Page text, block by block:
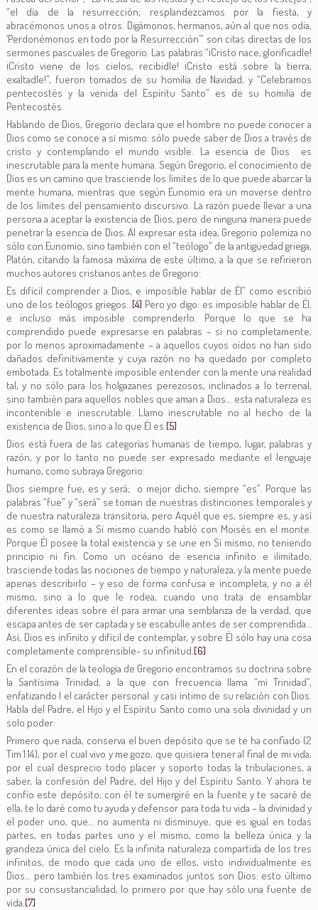
“el día de la resurrección; resplandezcamos por la fiesta, y
abracémonos unos a otros. Digámonos, hermanos, aún al que nos odia,
‘Perdonémonos en todo por la Resurrección’” son citas directas de los
sermones pascuales de Gregorio. Las palabras “¡Cristo nace, glorificadle!
¡Cristo viene de los cielos, recibidle! ¡Cristo está sobre la tierra,
exaltadle!”, fueron tomados de su homilía de Navidad, y “Celebramos
pentecostés y la venida del Espíritu Santo” es de su homilía de
Pentecostés.
Hablando de Dios, Gregorio declara que el hombre no puede conocer a
Dios como se conoce a sí mismo: sólo puede saber de Dios a través de
cristo y contemplando el mundo visible. La esencia de Dios es
inescrutable para la mente humana. Según Gregorio, el conocimiento de
Dios es un camino que trasciende los límites de lo que puede abarcar la
mente humana, mientras que según Eunomio era un moverse dentro
de los límites del pensamiento discursivo. La razón puede llevar a una
persona a aceptar la existencia de Dios, pero de ninguna manera puede
penetrar la esencia de Dios. Al expresar esta idea, Gregorio polemiza no
sólo con Eunomio, sino también con el “teólogo” de la antigüedad griega,
Platón, citando la famosa máxima de este último, a la que se refirieron
muchos autores cristianos antes de Gregorio:
Es difícil comprender a Dios, e imposible hablar de Él” como escribió
uno de los teólogos griegos…[4] Pero yo digo: es imposible hablar de Él,
e incluso más imposible comprenderlo. Porque lo que se ha
comprendido puede expresarse en palabras – si no completamente,
por lo menos aproximadamente – a aquellos cuyos oídos no han sido
dañados definitivamente y cuya razón no ha quedado por completo
embotada. Es totalmente imposible entender con la mente una realidad
tal, y no sólo para los holgazanes perezosos, inclinados a lo terrenal,
sino también para aquellos nobles que aman a Dios… esta naturaleza es
incontenible e inescrutable. Llamo inescrutable no al hecho de la
existencia de Dios, sino a lo que Él es.[5]
Dios está fuera de las categorías humanas de tiempo, lugar, palabras y
razón, y por lo tanto no puede ser expresado mediante el lenguaje
humano, como subraya Gregorio:
Dios siempre fue, es y será; o mejor dicho, siempre “es”. Porque las
palabras “fue” y “será” se toman de nuestras distinciones temporales y
de nuestra naturaleza transitoria, pero Aquél que es, siempre es, y así
es como se llamó a Sí mismo cuando habló con Moisés en el monte.
Porque Él posee la total existencia y se une en Sí mismo, no teniendo
principio ni fin. Como un océano de esencia infinito e ilimitado,
trasciende todas las nociones de tiempo y naturaleza, y la mente puede
apenas describirlo – y eso de forma confusa e incompleta, y no a él
mismo, sino a lo que le rodea, cuando uno trata de ensamblar
diferentes ideas sobre él para armar una semblanza de la verdad, que
escapa antes de ser captada y se escabulle antes de ser comprendida…
Así, Dios es infinito y difícil de contemplar, y sobre Él sólo hay una cosa
completamente comprensible- su infinitud.[6]
En el corazón de la teología de Gregorio encontramos su doctrina sobre
la Santísima Trinidad, a la que con frecuencia llama “mi Trinidad”,
enfatizando l el carácter personal y casi íntimo de su relación con Dios.
Habla del Padre, el Hijo y el Espíritu Santo como una sola divinidad y un
solo poder:
Primero que nada, conserva el buen depósito que se te ha confiado (2
Tim 1:14), por el cual vivo y me gozo, que quisiera tener al final de mi vida,
por el cual desprecio todo placer y soporto todas la tribulaciones, a
saber, la confesión del Padre, del Hijo y del Espíritu Santo. Y ahora te
confío este depósito; con él te sumergiré en la fuente y te sacaré de
ella, te lo daré como tu ayuda y defensor para toda tu vida – la divinidad y
el poder uno, que… no aumenta ni disminuye, que es igual en todas
partes, en todas partes uno y el mismo, como la belleza única y la
grandeza única del cielo. Es la infinita naturaleza compartida de los tres
infinitos, de modo que cada uno de ellos, visto individualmente es
Dios… pero también los tres examinados juntos son Dios: esto último
por su consustancialidad, lo primero por que hay sólo una fuente de
vida.[7]